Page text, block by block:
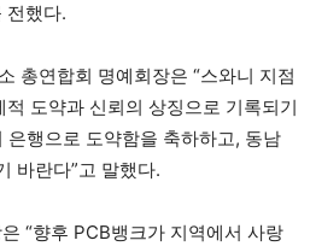
전했다.
총연합회 명예회장은 “스와니 지점
도약과 신뢰의 상징으로 기록되기
은행으로 도약함을 축하하고, 동남
바란다”고 말했다.
“향후 PCB뱅크가 지역에서 사랑